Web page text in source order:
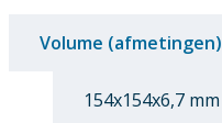
Volume (afmetingen)
154x154x6,7 mm